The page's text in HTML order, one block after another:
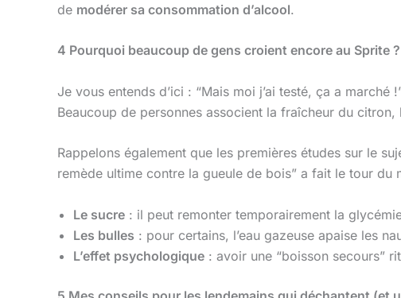
de modérer sa consommation d’alcool.
4 Pourquoi beaucoup de gens croient encore au Sprite ?
Je vous entends d’ici : “Mais moi j’ai testé, ça a
Beaucoup de personnes associent la fraîcheur du
Rappelons également que les premières études sur le
remède ultime contre la gueule de bois” a fait le tour du
Le sucre : il peut remonter temporairement la
Les bulles : pour certains, l’eau gazeuse apaise les
L’effet psychologique : avoir une “boisson secours”